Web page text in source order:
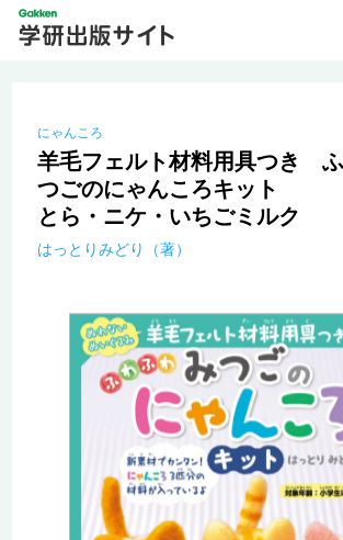
にゃんころ
羊毛フェルト材料用具つき
つごのにゃんころキット
とら・ニケ・いちごミルク
はっとりみどり（著）